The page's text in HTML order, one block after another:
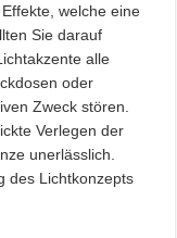
welche eine
Sie darauf
alle
oder
Zweck stören.
Verlegen der
unerlässlich.
des Lichtkonzepts